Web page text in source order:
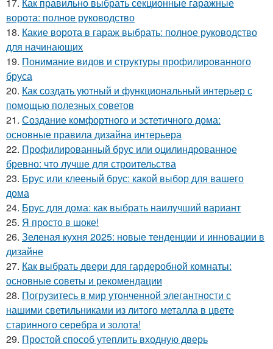
ворота: полное руководство
18. Какие ворота в гараж выбрать: полное руководство
для начинающих
19. Понимание видов и структуры профилированного
бруса
20. Как создать уютный и функциональный интерьер с
помощью полезных советов
21. Создание комфортного и эстетичного дома:
основные правила дизайна интерьера
22. Профилированный брус или оцилиндрованное
бревно: что лучше для строительства
23. Брус или клееный брус: какой выбор для вашего
дома
24. Брус для дома: как выбрать наилучший вариант
25. Я просто в шоке!
26. Зеленая кухня 2025: новые тенденции и инновации в
дизайне
27. Как выбрать двери для гардеробной комнаты:
основные советы и рекомендации
28. Погрузитесь в мир утонченной элегантности с
нашими светильниками из литого металла в цвете
старинного серебра и золота!
29. Простой способ утеплить входную дверь